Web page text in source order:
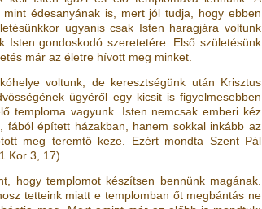
édesanyának is, mert jól tudja, hogy ebben
ugyanis csak Isten haragjára voltunk
Isten gondoskodó szeretetére. Első születésünk
már az életre hívott meg minket.
voltunk, de keresztségünk után Krisztus
ügyéről egy kicsit is figyelmesebben
temploma vagyunk. Isten nemcsak emberi kéz
fából épített házakban, hanem sokkal inkább az
meg teremtő keze. Ezért mondta Szent Pál
1 Kor 3, 17)
hogy templomot készítsen bennünk magának.
tetteink miatt e templomban őt megbántás ne